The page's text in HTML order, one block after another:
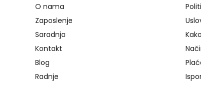
O nama
Zaposlenje
Saradnja
Kontakt
Blog
Radnje